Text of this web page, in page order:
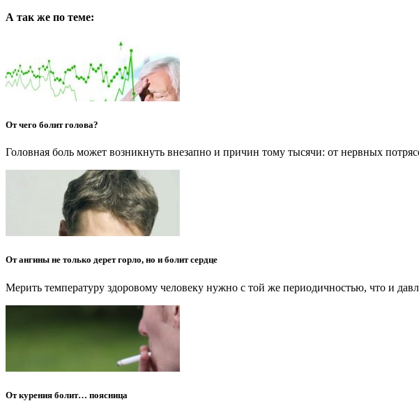
А так же по теме:
От чего болит голова?
Головная боль может возникнуть внезапно и причин тому тысячи: от нервных
От ангины не только дерет горло, но и болит сердце
Мерить температуру здоровому человеку нужно с той же периодичностью, что и
От курения болит… поясница